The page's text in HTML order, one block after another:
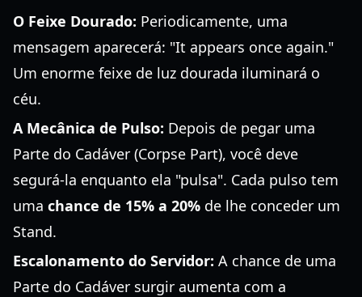
O Feixe Dourado: Periodicamente, uma
mensagem aparecerá: "It appears once again."
Um enorme feixe de luz dourada iluminará o
céu.
A Mecânica de Pulso: Depois de pegar uma
Parte do Cadáver (Corpse Part), você deve
segurá-la enquanto ela "pulsa". Cada pulso tem
uma chance de 15% a 20% de lhe conceder um
Stand.
Escalonamento do Servidor: A chance de uma
Parte do Cadáver surgir aumenta com a